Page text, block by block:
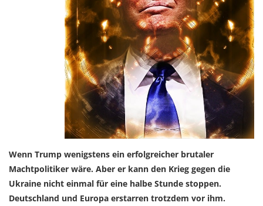
Wenn Trump wenigstens ein erfolgreicher brutaler
Machtpolitiker wäre. Aber er kann den Krieg gegen die
Ukraine nicht einmal für eine halbe Stunde stoppen.
Deutschland und Europa erstarren trotzdem vor ihm.